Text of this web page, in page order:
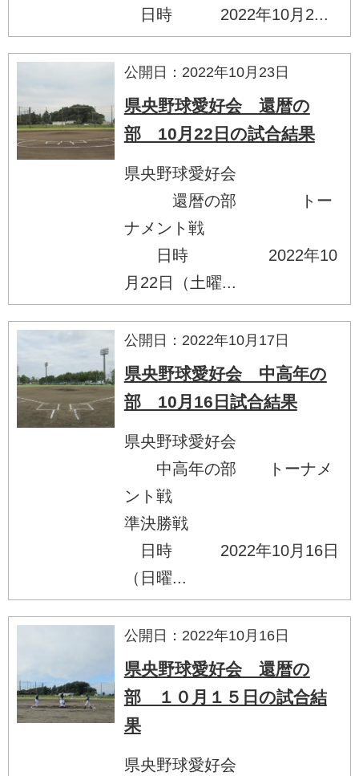
日時 2022年10月2...
公開日：2022年10月23日
県央野球愛好会 還暦の
部 10月22日の試合結果
県央野球愛好会
還暦の部 トー
ナメント戦
日時 2022年10
月22日（土曜...
公開日：2022年10月17日
県央野球愛好会 中高年の
部 10月16日試合結果
県央野球愛好会
中高年の部 トーナメ
ント戦
準決勝戦
日時 2022年10月16日
（日曜...
公開日：2022年10月16日
県央野球愛好会 還暦の
部 １０月１５日の試合結
果
県央野球愛好会